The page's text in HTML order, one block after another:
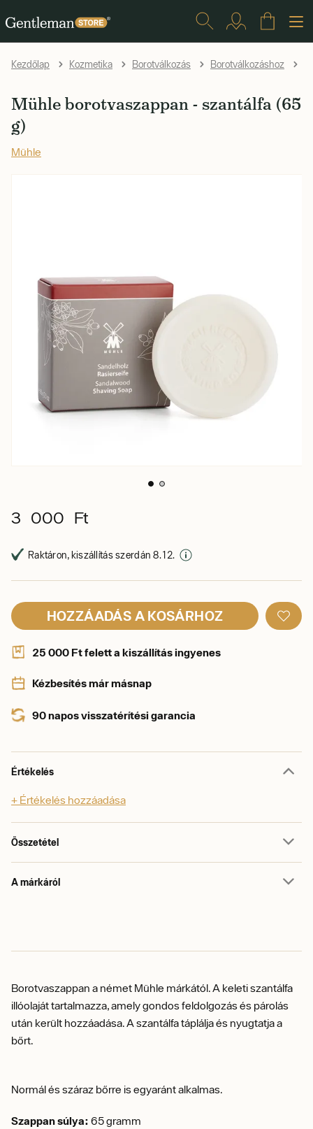
Kezdőlap Kozmetika Borotválkozás Borotválkozáshoz
Mühle borotvaszappan - szantálfa (65
g)
Mühle
3 000 Ft
Raktáron, kiszállítás szerdán 8. 12.
HOZZÁADÁS A KOSÁRHOZ
25 000 Ft felett a kiszállítás ingyenes
Kézbesítés már másnap
90 napos visszatérítési garancia
Értékelés
+ Értékelés hozzáadása
Összetétel
A márkáról
Borotvaszappan a német Mühle márkától.A keleti szantálfa
illóolaját tartalmazza, amely gondos feldolgozás és párolás
után került hozzáadása. A szantálfa táplálja és nyugtatja a
bőrt.
Normál és száraz bőrre is egyaránt alkalmas.
Szappan súlya: 65 gramm